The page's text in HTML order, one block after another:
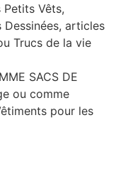
Vêts,
Dessinées, articles
Trucs de la vie
SACS DE
ou comme
pour les